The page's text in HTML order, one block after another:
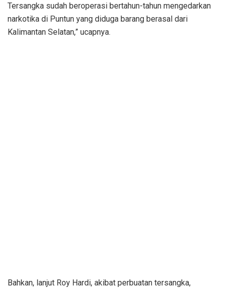
Tersangka sudah beroperasi bertahun-tahun mengedarkan
narkotika di Puntun yang diduga barang berasal dari
Kalimantan Selatan,” ucapnya.
Bahkan, lanjut Roy Hardi, akibat perbuatan tersangka,